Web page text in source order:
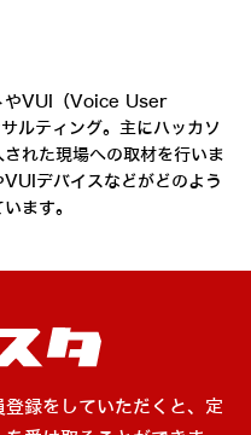
やVUI（Voice User
ルティング。主にハッカソ
れた現場への取材を行いま
デバイスなどがどのよう
ます。
録をしていただくと、定